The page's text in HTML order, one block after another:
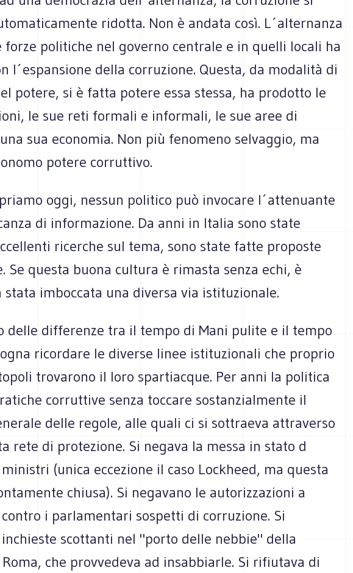
ridotta. Non è andata così. L´alternanza
forze politiche nel governo centrale e in quelli locali ha
l´espansione della corruzione. Questa, da modalità di
potere, si è fatta potere essa stessa, ha prodotto le
le sue reti formali e informali, le sue aree di
sua economia. Non più fenomeno selvaggio, ma
potere corruttivo.
oggi, nessun politico può invocare l´attenuante
di informazione. Da anni in Italia sono state
ricerche sul tema, sono state fatte proposte
Se questa buona cultura è rimasta senza echi, è
stata imboccata una diversa via istituzionale.
delle differenze tra il tempo di Mani pulite e il tempo
ricordare le diverse linee istituzionali che proprio
trovarono il loro spartiacque. Per anni la politica
corruttive senza toccare sostanzialmente il
delle regole, alle quali ci si sottraeva attraverso
rete di protezione. Si negava la messa in stato d
ministri (unica eccezione il caso Lockheed, ma questa
chiusa). Si negavano le autorizzazioni a
i parlamentari sospetti di corruzione. Si
scottanti nel "porto delle nebbie" della
che provvedeva ad insabbiarle. Si rifiutava di